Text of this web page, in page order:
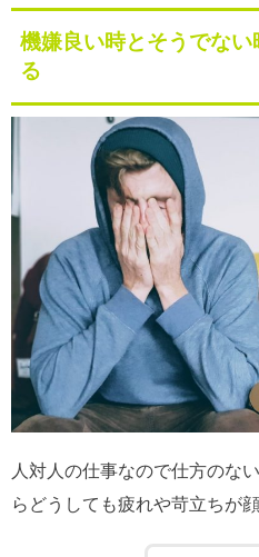
機嫌良い時とそうでな
る
人対人の仕事なので仕方のな
らどうしても疲れや苛立ちが